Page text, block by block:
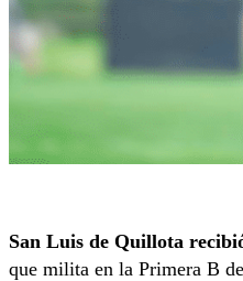
San Luis de Quillota
que milita en la Primera B